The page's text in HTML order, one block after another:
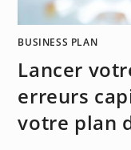
BUSINESS PLAN
Lancer
erreurs
votre plan